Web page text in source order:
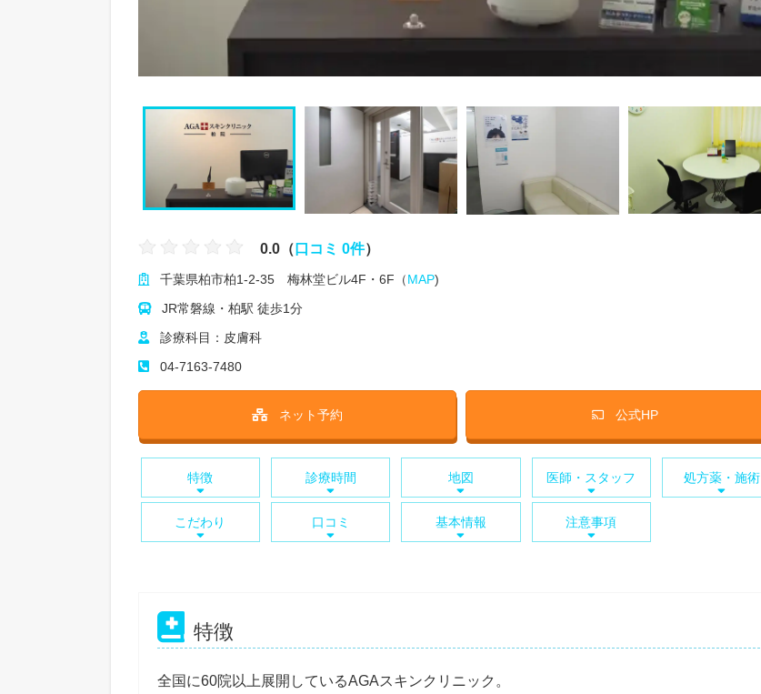
0.0（ 口コミ 0件）
千葉県柏市柏1-2-35 梅林堂ビル4F・6F（MAP)
JR常磐線・柏駅 徒歩1分
診療科目：皮膚科
04-7163-7480
ネット予約 公式HP
特徴 診療時間 地図 医師・スタッフ 処方薬・施術
こだわり 口コミ 基本情報 注意事項
特徴
全国に60院以上展開しているAGAスキンクリニック。